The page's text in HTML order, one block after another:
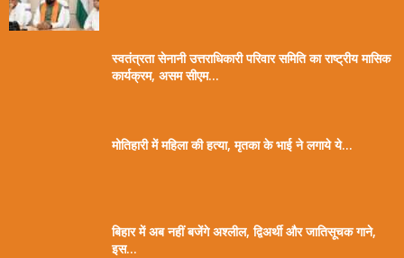
स्वतंत्रता सेनानी उत्तराधिकारी परिवार समिति का राष्ट्रीय मासिक
कार्यक्रम, असम सीएम...
मोतिहारी में महिला की हत्या, मृतका के भाई ने लगाये ये...
बिहार में अब नहीं बजेंगे अश्लील, द्विअर्थी और जातिसूचक गाने,
इस...